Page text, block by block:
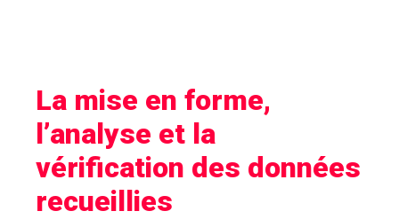
La mise en forme,
l’analyse et la
vérification des données
recueillies